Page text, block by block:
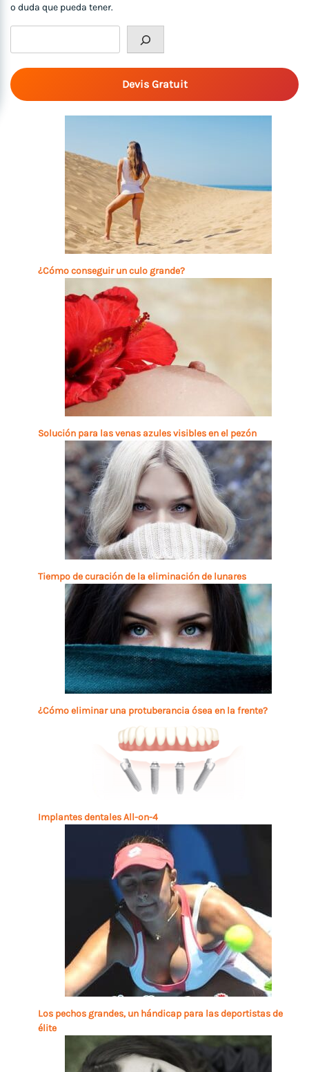
o duda que pueda tener.
Devis Gratuit
¿Cómo conseguir un culo grande?
Solución para las venas azules visibles en el pezón
Tiempo de curación de la eliminación de lunares
¿Cómo eliminar una protuberancia ósea en la frente?
Implantes dentales All-on-4
Los pechos grandes, un hándicap para las deportistas de
élite